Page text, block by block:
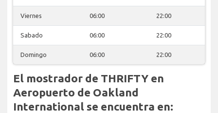
Viernes 06:00 22:00
Sabado 06:00 22:00
Domingo 06:00 22:00
El mostrador de THRIFTY en
Aeropuerto de Oakland
International se encuentra en: